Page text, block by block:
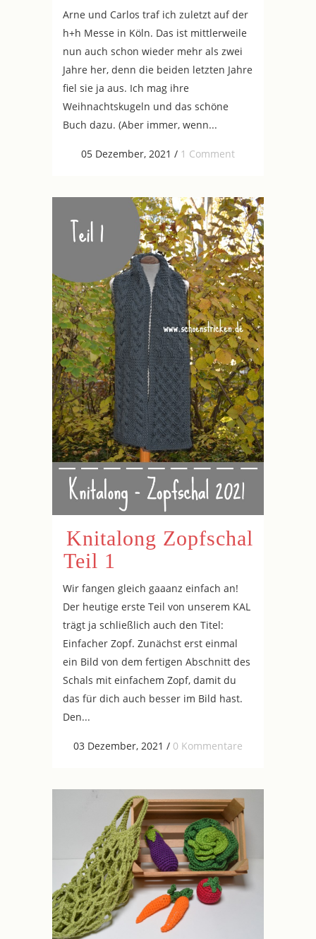
Arne und Carlos traf ich zuletzt auf der
h+h Messe in Köln. Das ist mittlerweile
nun auch schon wieder mehr als zwei
Jahre her, denn die beiden letzten Jahre
fiel sie ja aus. Ich mag ihre
Weihnachtskugeln und das schöne
Buch dazu. (Aber immer, wenn...
05 Dezember, 2021 / 1 Comment
Knitalong Zopfschal
Teil 1
Wir fangen gleich gaaanz einfach an!
Der heutige erste Teil von unserem KAL
trägt ja schließlich auch den Titel:
Einfacher Zopf. Zunächst erst einmal
ein Bild von dem fertigen Abschnitt des
Schals mit einfachem Zopf, damit du
das für dich auch besser im Bild hast.
Den...
03 Dezember, 2021 / 0 Kommentare